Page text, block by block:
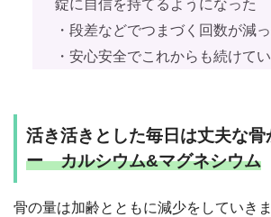
錠に自信を持てるようになった
・段差などでつまづく回数が減
・安心安全でこれからも続けて
活き活きとした毎日は丈夫な骨
ー カルシウム&マグネシウム
骨の量は加齢とともに減少をしていき